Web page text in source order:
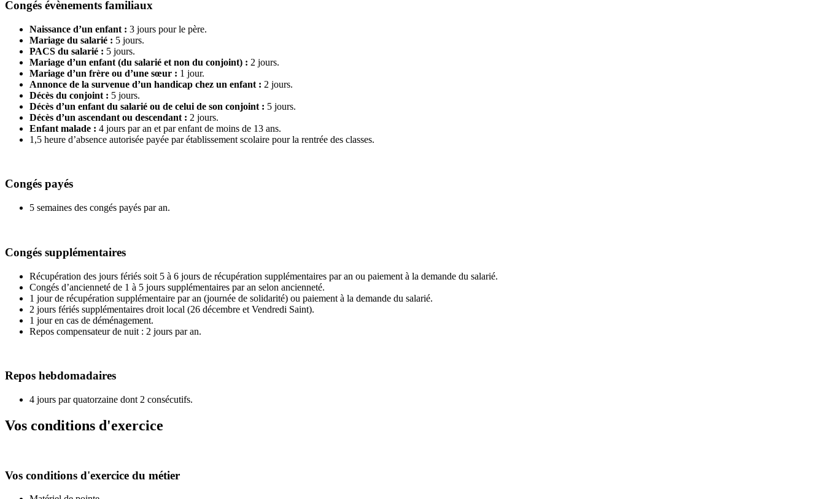
Congés évènements familiaux
Naissance d’un enfant : 3 jours pour le père.
Mariage du salarié : 5 jours.
PACS du salarié : 5 jours.
Mariage d’un enfant (du salarié et non du conjoint) : 2 jours.
Mariage d’un frère ou d’une sœur : 1 jour.
Annonce de la survenue d’un handicap chez un enfant : 2 jours.
Décès du conjoint : 5 jours.
Décès d’un enfant du salarié ou de celui de son conjoint : 5 jours.
Décès d’un ascendant ou descendant : 2 jours.
Enfant malade : 4 jours par an et par enfant de moins de 13 ans.
1,5 heure d’absence autorisée payée par établissement scolaire pour la rentrée des classes.
Congés payés
5 semaines des congés payés par an.
Congés supplémentaires
Récupération des jours fériés soit 5 à 6 jours de récupération supplémentaires par an ou paiement à la demande du salarié.
Congés d’ancienneté de 1 à 5 jours supplémentaires par an selon ancienneté.
1 jour de récupération supplémentaire par an (journée de solidarité) ou paiement à la demande du salarié.
2 jours fériés supplémentaires droit local (26 décembre et Vendredi Saint).
1 jour en cas de déménagement.
Repos compensateur de nuit : 2 jours par an.
Repos hebdomadaires
4 jours par quatorzaine dont 2 consécutifs.
Vos conditions d'exercice
Vos conditions d'exercice du métier